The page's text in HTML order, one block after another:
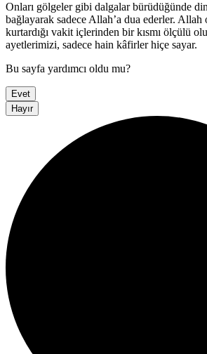
Onları gölgeler gibi dalgalar bürüdüğünde
bağlayarak sadece Allah’a dua ederler. Allah
kurtardığı vakit içlerinden bir kısmı ölçülü
ayetlerimizi, sadece hain kâfirler hiçe sayar.
Bu sayfa yardımcı oldu mu?
Evet
Hayır